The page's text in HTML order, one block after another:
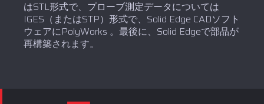
はSTL形式で、プローブ測定データについては
IGES（またはSTP）形式で、Solid Edge CADソフト
ウェアにPolyWorks 。最後に、Solid Edgeで部品が
再構築されます。